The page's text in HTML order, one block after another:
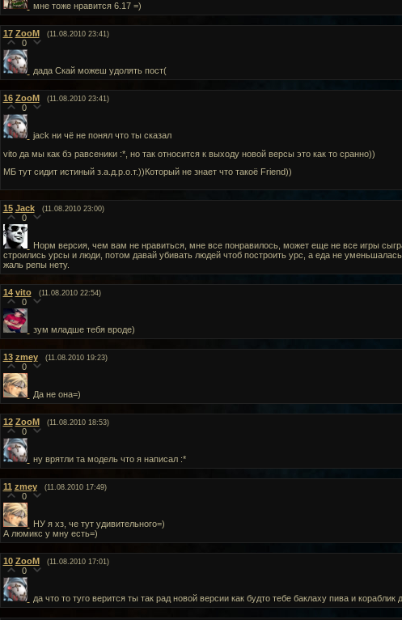
мне тоже нравится 6.17 =)
17 ZooM (11.08.2010 23:41)
0
дада Скай можеш удолять пост(
16 ZooM (11.08.2010 23:41)
0
jack ни чё не понял что ты сказал
vito да мы как бэ равсеники :*, но так относится к выходу новой версы это как то сранно))
МБ тут сидит истиный з.а.д.р.о.т.))Который не знает что такоё Friend))
15 Jack (11.08.2010 23:00)
0
Норм версия, чем вам не нравиться, мне все понравилось, может еще не все игры
строились урсы и люди, потом давай убивать людей чтоб построить урс, а еда не
жаль репы нету.
14 vito (11.08.2010 22:54)
0
зум младше тебя вроде)
13 zmey (11.08.2010 19:23)
0
Да не она=)
12 ZooM (11.08.2010 18:53)
0
ну врятли та модель что я написал :*
11 zmey (11.08.2010 17:49)
0
НУ я хз, че тут удивительного=)
А люмикс у мну есть=)
10 ZooM (11.08.2010 17:01)
0
да что то туго верится ты так рад новой версии как будто тебе баклаху пива и